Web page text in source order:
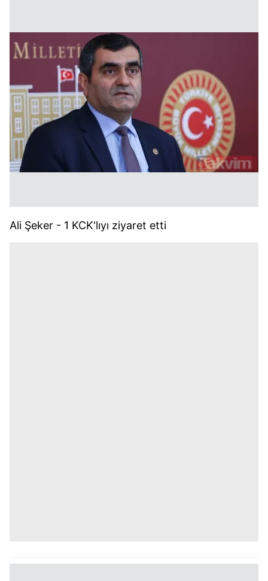
Ali Şeker - 1 KCK'lıyı ziyaret etti